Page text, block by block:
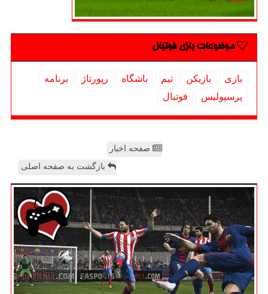
موضوعات بازی فوتبال
بازی بازیكن تیم باشگاه رپورتاژ
برنامه
پرسپولیس
فوتبال
صفحه اخبار
بازگشت به صفحه اصلی